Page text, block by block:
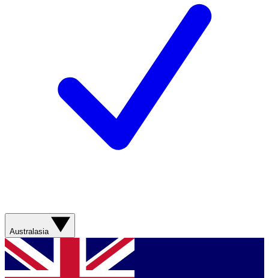
Australasia